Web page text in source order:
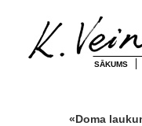
SĀKUMS
«Doma